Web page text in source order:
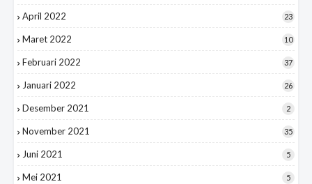
April 2022 23
Maret 2022 10
Februari 2022 37
Januari 2022 26
Desember 2021 2
November 2021 35
Juni 2021 5
Mei 2021 5